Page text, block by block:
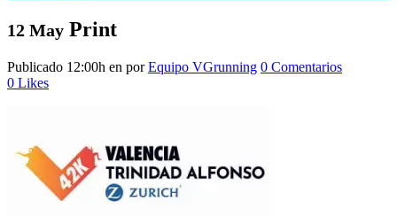
12 May Print
Publicado 12:00h en porEquipo VGrunning 0 Comentarios
0 Likes